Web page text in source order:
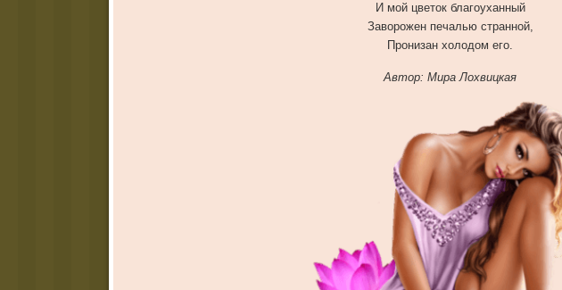
И мой цветок благоуханный
Заворожен печалью странной,
Пронизан холодом его.
Автор: Мира Лохвицкая